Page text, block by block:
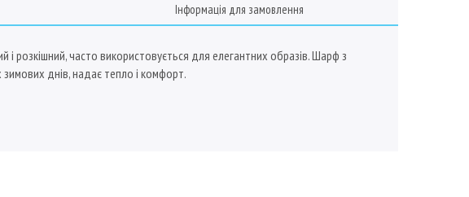
Інформація для замовлення
і розкішний, часто використовується для елегантних образів. Шарф з
днів, надає тепло і комфорт.